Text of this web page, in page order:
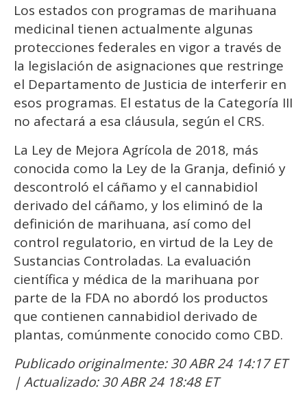
Los estados con programas de marihuana
medicinal tienen actualmente algunas
protecciones federales en vigor a través de
la legislación de asignaciones que restringe
el Departamento de Justicia de interferir en
esos programas. El estatus de la Categoría III
no afectará a esa cláusula, según el CRS.
La Ley de Mejora Agrícola de 2018, más
conocida como la Ley de la Granja, definió y
descontroló el cáñamo y el cannabidiol
derivado del cáñamo, y los eliminó de la
definición de marihuana, así como del
control regulatorio, en virtud de la Ley de
Sustancias Controladas. La evaluación
científica y médica de la marihuana por
parte de la FDA no abordó los productos
que contienen cannabidiol derivado de
plantas, comúnmente conocido como CBD.
Publicado originalmente: 30 ABR 24 14:17 ET
| Actualizado: 30 ABR 24 18:48 ET